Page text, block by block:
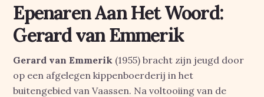
Epenaren Aan Het Woord:
Gerard van Emmerik
Gerard van Emmerik (1955) bracht zijn jeugd door
op een afgelegen kippenboerderij in het
buitengebied van Vaassen. Na voltooiing van de